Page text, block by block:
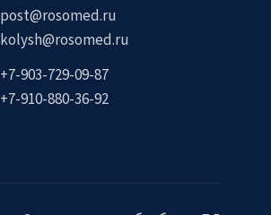
post@rosomed.ru
kolysh@rosomed.ru
+7-903-729-09-87
+7-910-880-36-92